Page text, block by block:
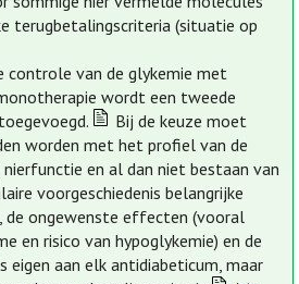
terugbetalingscriteria (situatie op
controle van de glykemie met
wordt een tweede
Bij de keuze moet
worden met het profiel van de
en al dan niet bestaan van
voorgeschiedenis belangrijke
de ongewenste effecten (vooral
en risico van hypoglykemie) en de
eigen aan elk antidiabeticum, maar